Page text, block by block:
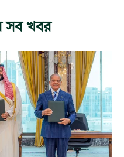
সব খবর